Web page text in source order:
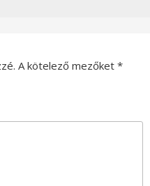
A kötelező mezőket *